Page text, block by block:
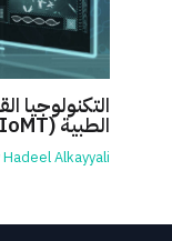
التكنولوجيا
الطبية (IoMT) وتأثيرها على الرعاية الصحية
Hadeel Alkayyali